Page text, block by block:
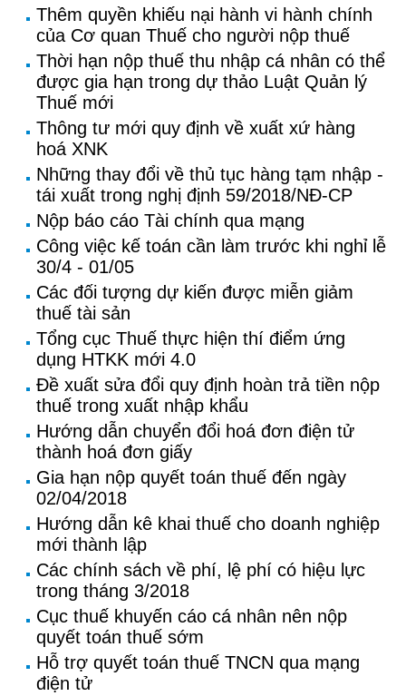
Thêm quyền khiếu nại hành vi hành chính
của Cơ quan Thuế cho người nộp thuế
Thời hạn nộp thuế thu nhập cá nhân có thể
được gia hạn trong dự thảo Luật Quản lý
Thuế mới
Thông tư mới quy định về xuất xứ hàng
hoá XNK
Những thay đổi về thủ tục hàng tạm nhập -
tái xuất trong nghị định 59/2018/NĐ-CP
Nộp báo cáo Tài chính qua mạng
Công việc kế toán cần làm trước khi nghỉ lễ
30/4 - 01/05
Các đối tượng dự kiến được miễn giảm
thuế tài sản
Tổng cục Thuế thực hiện thí điểm ứng
dụng HTKK mới 4.0
Đề xuất sửa đổi quy định hoàn trả tiền nộp
thuế trong xuất nhập khẩu
Hướng dẫn chuyển đổi hoá đơn điện tử
thành hoá đơn giấy
Gia hạn nộp quyết toán thuế đến ngày
02/04/2018
Hướng dẫn kê khai thuế cho doanh nghiệp
mới thành lập
Các chính sách về phí, lệ phí có hiệu lực
trong tháng 3/2018
Cục thuế khuyến cáo cá nhân nên nộp
quyết toán thuế sớm
Hỗ trợ quyết toán thuế TNCN qua mạng
điện tử